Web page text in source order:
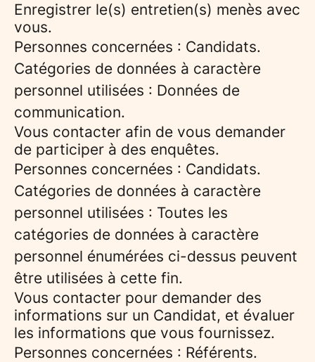
Enregistrer le(s) entretien(s) menès avec
vous.
Personnes concernées : Candidats.
Catégories de données à caractère
personnel utilisées : Données de
communication.
Vous contacter afin de vous demander
de participer à des enquêtes.
Personnes concernées : Candidats.
Catégories de données à caractère
personnel utilisées : Toutes les
catégories de données à caractère
personnel énumérées ci-dessus peuvent
être utilisées à cette fin.
Vous contacter pour demander des
informations sur un Candidat, et évaluer
les informations que vous fournissez.
Personnes concernées : Référents.